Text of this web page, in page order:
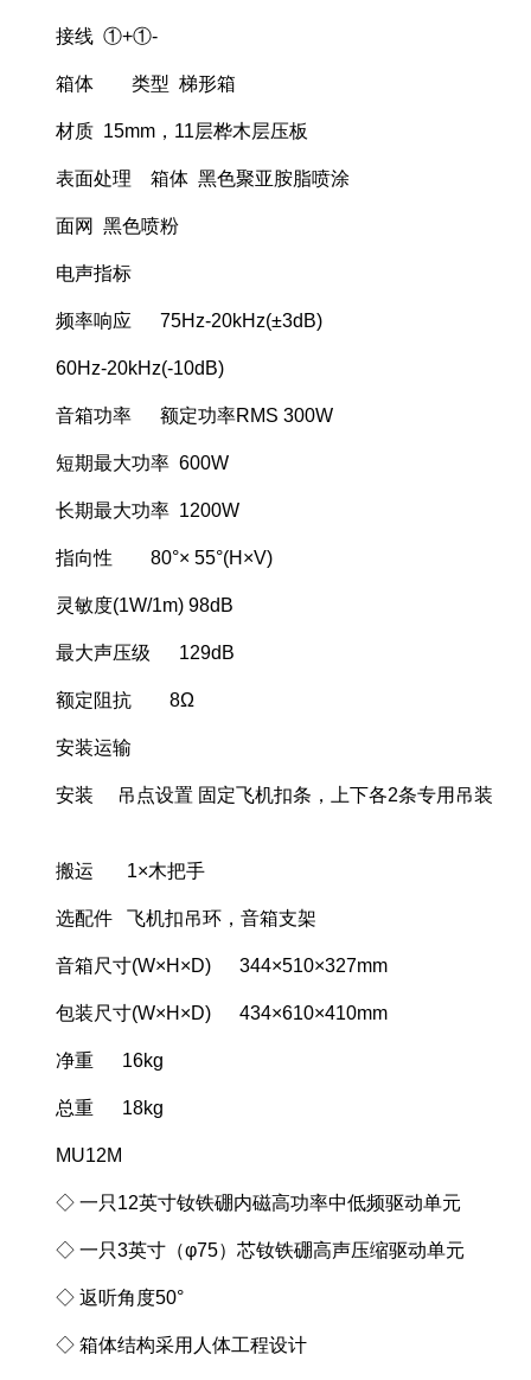
接线 ①+①-
箱体 类型 梯形箱
材质 15mm，11层桦木层压板
表面处理 箱体 黑色聚亚胺脂喷涂
面网 黑色喷粉
电声指标
频率响应 75Hz-20kHz(±3dB)
60Hz-20kHz(-10dB)
音箱功率 额定功率RMS 300W
短期最大功率 600W
长期最大功率 1200W
指向性 80°× 55°(H×V)
灵敏度(1W/1m) 98dB
最大声压级 129dB
额定阻抗 8Ω
安装运输
安装 吊点设置 固定飞机扣条，上下各2条专用吊装
搬运 1×木把手
选配件 飞机扣吊环，音箱支架
音箱尺寸(W×H×D) 344×510×327mm
包装尺寸(W×H×D) 434×610×410mm
净重 16kg
总重 18kg
MU12M
◇ 一只12英寸钕铁硼内磁高功率中低频驱动单元
◇ 一只3英寸（φ75）芯钕铁硼高声压缩驱动单元
◇ 返听角度50°
◇ 箱体结构采用人体工程设计